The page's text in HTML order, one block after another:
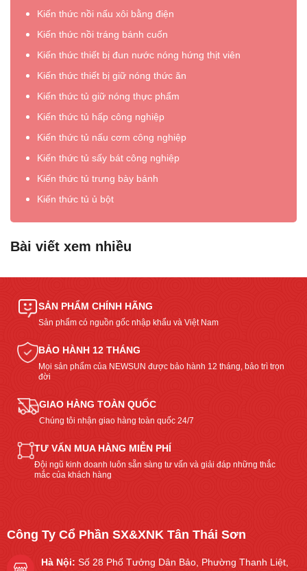
Kiến thức nồi nấu xôi bằng điện
Kiến thức nồi tráng bánh cuốn
Kiến thức thiết bị đun nước nóng hứng thịt viên
Kiến thức thiết bị giữ nóng thức ăn
Kiến thức tủ giữ nóng thực phẩm
Kiến thức tủ hấp công nghiệp
Kiến thức tủ nấu cơm công nghiệp
Kiến thức tủ sấy bát công nghiệp
Kiến thức tủ trưng bày bánh
Kiến thức tủ ủ bột
Bài viết xem nhiều
SẢN PHẨM CHÍNH HÃNG
Sản phẩm có nguồn gốc nhập khẩu và Việt Nam
BẢO HÀNH 12 THÁNG
Mọi sản phẩm của NEWSUN được bảo hành 12 tháng, bảo trì trọn
đời
GIAO HÀNG TOÀN QUỐC
Chúng tôi nhận giao hàng toàn quốc 24/7
TƯ VẤN MUA HÀNG MIỄN PHÍ
Đội ngũ kinh doanh luôn sẵn sàng tư vấn và giải đáp những thắc
mắc của khách hàng
Công Ty Cổ Phần SX&XNK Tân Thái Sơn
Hà Nội: Số 28 Phố Tưởng Dân Bảo, Phường Thanh Liệt,